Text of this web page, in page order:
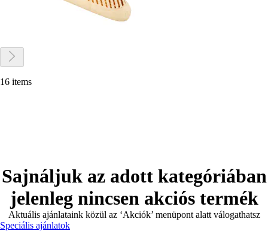
16 items
Sajnáljuk az adott kategóriában
jelenleg nincsen akciós termék
Aktuális ajánlataink közül az ‘Akciók’ menüpont alatt válogathatsz
Speciális ajánlatok